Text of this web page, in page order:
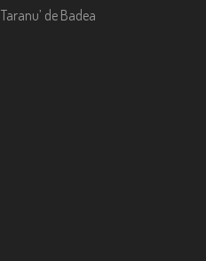
Taranu’ de Badea